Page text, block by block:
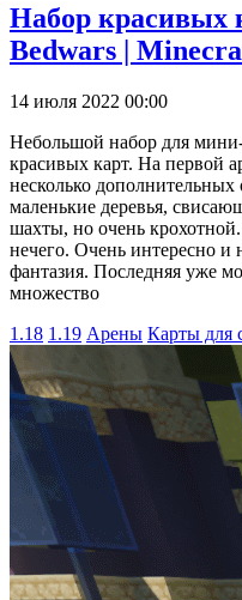
Набор красивых
Bedwars |
14 июля 2022 00:00
Небольшой набор для
красивых карт. На первой
несколько дополнительных
маленькие деревья,
шахты, но очень
нечего. Очень интересно
фантазия. Последняя уже
множество
1.18 1.19 Арены Карты для